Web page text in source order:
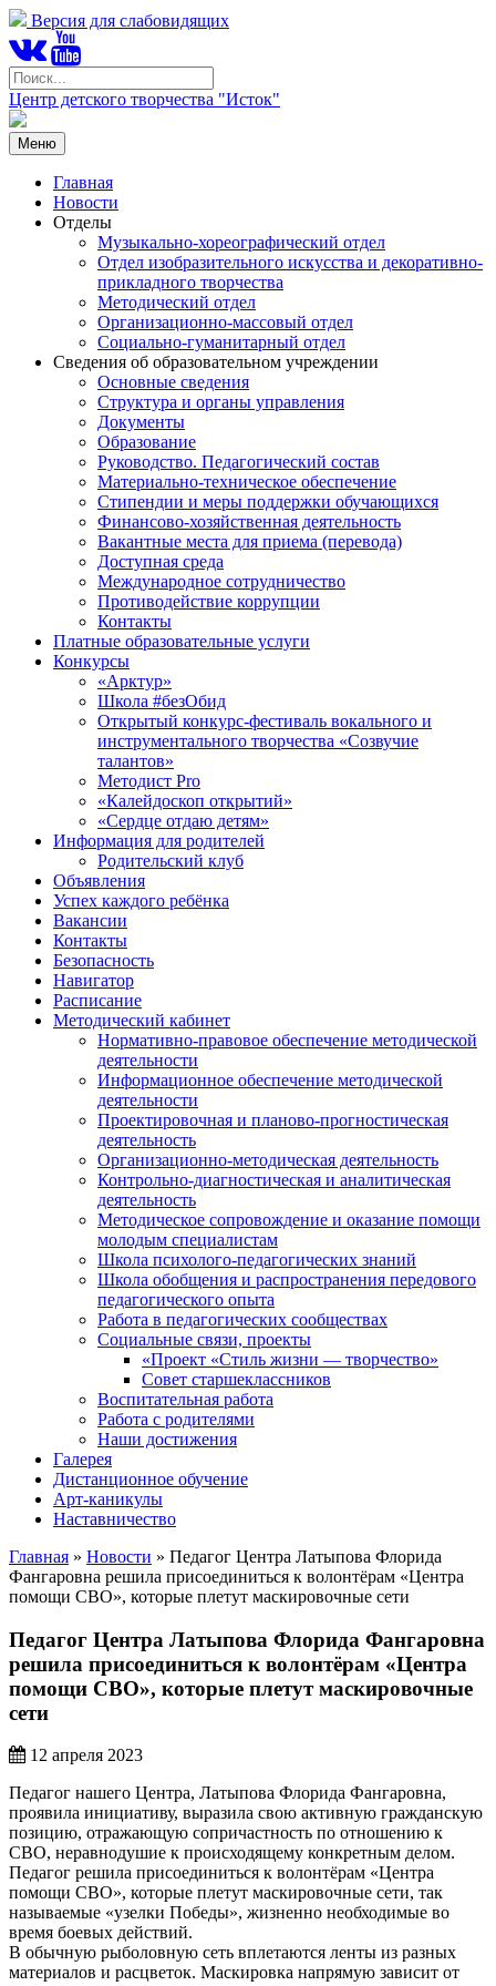
Версия для слабовидящих
Центр детского творчества "Исток"
Меню
Главная
Новости
Отделы
Музыкально-хореографический отдел
Отдел изобразительного искусства и декоративно-
прикладного творчества
Методический отдел
Организационно-массовый отдел
Социально-гуманитарный отдел
Сведения об образовательном учреждении
Основные сведения
Структура и органы управления
Документы
Образование
Руководство. Педагогический состав
Материально-техническое обеспечение
Стипендии и меры поддержки обучающихся
Финансово-хозяйственная деятельность
Вакантные места для приема (перевода)
Доступная среда
Международное сотрудничество
Противодействие коррупции
Контакты
Платные образовательные услуги
Конкурсы
«Арктур»
Школа #безОбид
Открытый конкурс-фестиваль вокального и
инструментального творчества «Созвучие
талантов»
Методист Pro
«Калейдоскоп открытий»
«Сердце отдаю детям»
Информация для родителей
Родительский клуб
Объявления
Успех каждого ребёнка
Вакансии
Контакты
Безопасность
Навигатор
Расписание
Методический кабинет
Нормативно-правовое обеспечение методической
деятельности
Информационное обеспечение методической
деятельности
Проектировочная и планово-прогностическая
деятельность
Организационно-методическая деятельность
Контрольно-диагностическая и аналитическая
деятельность
Методическое сопровождение и оказание помощи
молодым специалистам
Школа психолого-педагогических знаний
Школа обобщения и распространения передового
педагогического опыта
Работа в педагогических сообществах
Социальные связи, проекты
«Проект «Стиль жизни — творчество»
Совет старшеклассников
Воспитательная работа
Работа с родителями
Наши достижения
Галерея
Дистанционное обучение
Арт-каникулы
Наставничество
Главная » Новости » Педагог Центра Латыпова Флорида
Фангаровна решила присоединиться к волонтёрам «Центра
помощи СВО», которые плетут маскировочные сети
Педагог Центра Латыпова Флорида Фангаровна
решила присоединиться к волонтёрам «Центра
помощи СВО», которые плетут маскировочные
сети
12 апреля 2023
Педагог нашего Центра, Латыпова Флорида Фангаровна,
проявила инициативу, выразила свою активную гражданскую
позицию, отражающую сопричастность по отношению к
СВО, неравнодушие к происходящему конкретным делом.
Педагог решила присоединиться к волонтёрам «Центра
помощи СВО», которые плетут маскировочные сети, так
называемые «узелки Победы», жизненно необходимые во
время боевых действий.
В обычную рыболовную сеть вплетаются ленты из разных
материалов и расцветок. Маскировка напрямую зависит от